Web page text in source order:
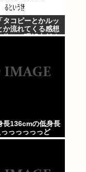
タコピーとかルッ
か流れてくる感想
俺って理解力低す
長136cmの低身長
っっっっっど